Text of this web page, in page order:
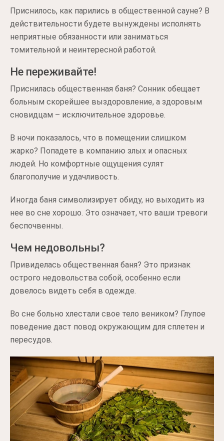
Приснилось, как парились в общественной сауне? В
действительности будете вынуждены исполнять
неприятные обязанности или заниматься
томительной и неинтересной работой.
Не переживайте!
Приснилась общественная баня? Сонник обещает
больным скорейшее выздоровление, а здоровым
сновидцам – исключительное здоровье.
В ночи показалось, что в помещении слишком
жарко? Попадете в компанию злых и опасных
людей. Но комфортные ощущения сулят
благополучие и удачливость.
Иногда баня символизирует обиду, но выходить из
нее во сне хорошо. Это означает, что ваши тревоги
беспочвенны.
Чем недовольны?
Привиделась общественная баня? Это признак
острого недовольства собой, особенно если
довелось видеть себя в одежде.
Во сне больно хлестали свое тело веником? Глупое
поведение даст повод окружающим для сплетен и
пересудов.